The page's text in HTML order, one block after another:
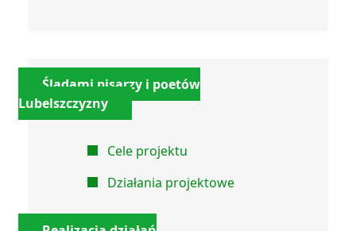
Śladami pisarzy i poetów
Lubelszczyzny
Cele projektu
Działania projektowe